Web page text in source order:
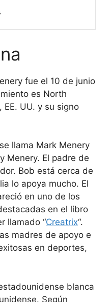
fue el 10 de junio
es North
UU. y su signo
llama Mark Menery
Menery. El padre de
Bob está cerca de
lo apoya mucho. El
en uno de los
en el libro
llamado “Creatrix“.
madres de apoyo e
en deportes,
blanca
Según